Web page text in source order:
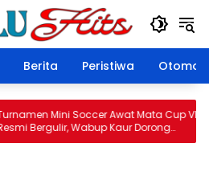
Berita Peristiwa
Mini Soccer Awat Mata Cup VI
Bergulir, Wabup Kaur Dorong
dan Pemberdayaan Ekonomi